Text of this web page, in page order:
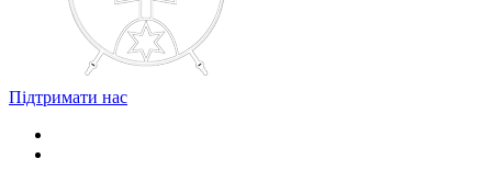
Підтримати нас